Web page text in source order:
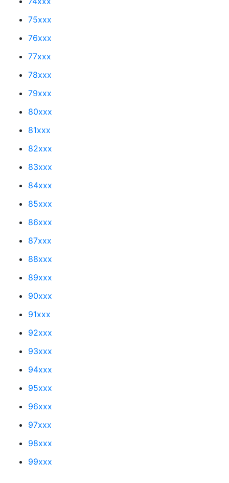
75xxx
76xxx
77xxx
78xxx
79xxx
80xxx
81xxx
82xxx
83xxx
84xxx
85xxx
86xxx
87xxx
88xxx
89xxx
90xxx
91xxx
92xxx
93xxx
94xxx
95xxx
96xxx
97xxx
98xxx
99xxx